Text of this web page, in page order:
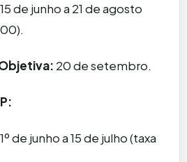
de junho a 21 de agosto
20 de setembro.
de junho a 15 de julho (taxa